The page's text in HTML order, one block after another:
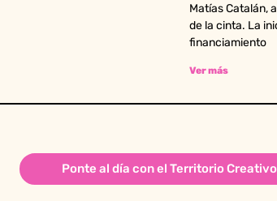
Matías Catalán,
de la cinta. La
financiamiento
Ver más
Ponte al día con el Territorio Creativo